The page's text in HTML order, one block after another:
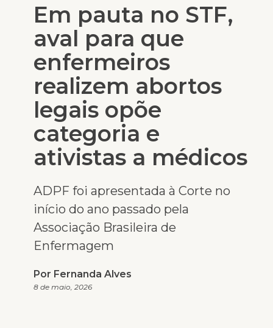
Em pauta no STF,
aval para que
enfermeiros
realizem abortos
legais opõe
categoria e
ativistas a médicos
ADPF foi apresentada à Corte no
início do ano passado pela
Associação Brasileira de
Enfermagem
Por Fernanda Alves
8 de maio, 2026